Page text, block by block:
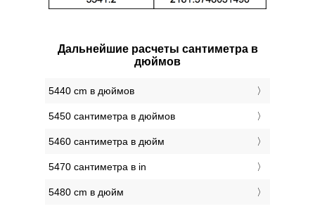
Дальнейшие расчеты сантиметра в
дюймов
5440 cm в дюймов
5450 сантиметра в дюймов
5460 сантиметра в дюйм
5470 сантиметра в in
5480 cm в дюйм